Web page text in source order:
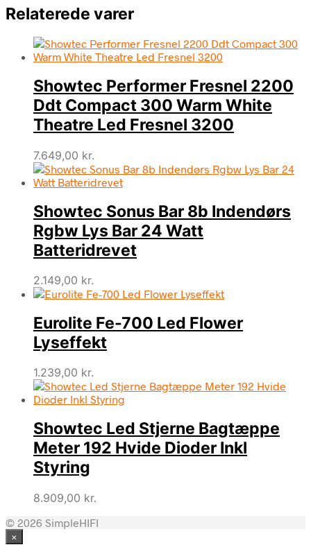
Relaterede varer
Showtec Performer Fresnel 2200
Ddt Compact 300 Warm White
Theatre Led Fresnel 3200
7.649,00 kr.
Showtec Sonus Bar 8b Indendørs
Rgbw Lys Bar 24 Watt
Batteridrevet
2.149,00 kr.
Eurolite Fe-700 Led Flower
Lyseffekt
1.239,00 kr.
Showtec Led Stjerne Bagtæppe
Meter 192 Hvide Dioder Inkl
Styring
8.909,00 kr.
© 2026 SimpleHIFI
×